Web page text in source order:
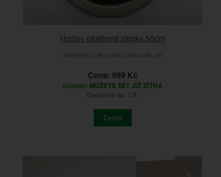
Hodiny nástěnné stopky 50cm
DOPRODEJ - PŮVODNÍ CENA 2499.- Kč
Cena: 999 Kč
Skladem MŮŽETE MÍT JIŽ ZÍTRA
Doručíme do: 7.8.
Detail